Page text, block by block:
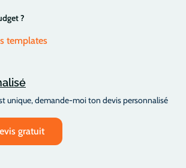
?
templates
unique, demande-moi ton devis personnalisé
gratuit